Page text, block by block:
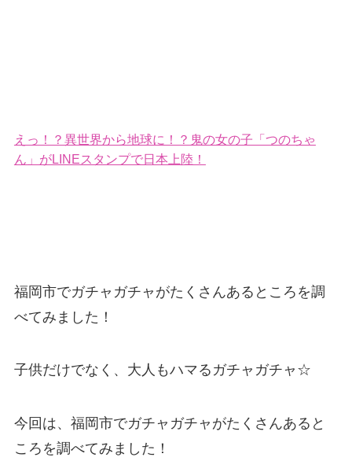
えっ！？異世界から地球に！？鬼の女の子「つのちゃ
ん」がLINEスタンプで日本上陸！
福岡市でガチャガチャがたくさんあるところを調
べてみました！
子供だけでなく、大人もハマるガチャガチャ☆
今回は、福岡市でガチャガチャがたくさんあると
ころを調べてみました！